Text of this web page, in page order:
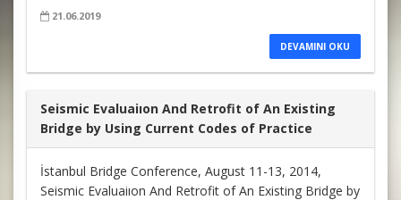
21.06.2019
DEVAMINI OKU
Seismic Evaluaiıon And Retrofit of An Existing
Bridge by Using Current Codes of Practice
İstanbul Bridge Conference, August 11-13, 2014,
Seismic Evaluaiıon And Retrofit of An Existing Bridge by